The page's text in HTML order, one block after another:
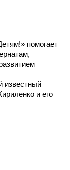
помогает
известный
и его